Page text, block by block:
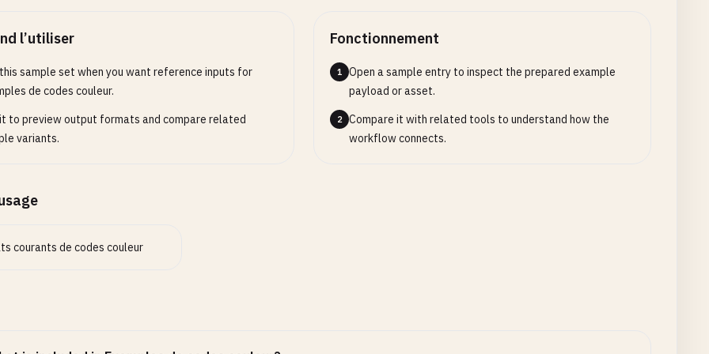
with Alpha (#RRGGBBAA) ---
transparent Red
transparent Blue
l’utiliser
sample set when you want reference inputs for
de codes couleur.
to preview output formats and compare related
variants.
Fonctionnement
1
Open a sample entry to inspect the prepared example
payload or asset.
2
Compare it with related tools to understand how the
workflow connects.
courants de codes couleur